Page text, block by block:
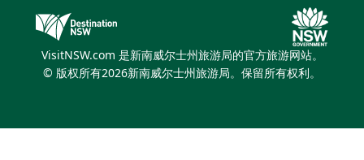
新南威尔士州旅游局媒体中心
缤纷悉尼灯光音乐节
VisitNSW.com 是新南威尔士州旅游局的官方旅游网站。
© 版权所有2026新南威尔士州旅游局。保留所有权利。